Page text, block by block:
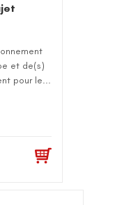
et de(s)
pour le...